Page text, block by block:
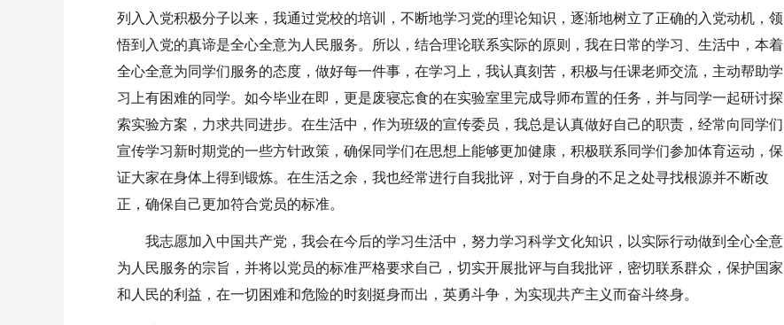
列入入党积极分子以来，我通过党校的培训，不断地学习党的理论知识，逐渐地树立了正确的入党动机，领
悟到入党的真谛是全心全意为人民服务。所以，结合理论联系实际的原则，我在日常的学习、生活中，本着
全心全意为同学们服务的态度，做好每一件事，在学习上，我认真刻苦，积极与任课老师交流，主动帮助学
习上有困难的同学。如今毕业在即，更是废寝忘食的在实验室里完成导师布置的任务，并与同学一起研讨探
索实验方案，力求共同进步。在生活中，作为班级的宣传委员，我总是认真做好自己的职责，经常向同学们
宣传学习新时期党的一些方针政策，确保同学们在思想上能够更加健康，积极联系同学们参加体育运动，保
证大家在身体上得到锻炼。在生活之余，我也经常进行自我批评，对于自身的不足之处寻找根源并不断改
正，确保自己更加符合党员的标准。
我志愿加入中国共产党，我会在今后的学习生活中，努力学习科学文化知识，以实际行动做到全心全意
为人民服务的宗旨，并将以党员的标准严格要求自己，切实开展批评与自我批评，密切联系群众，保护国家
和人民的利益，在一切困难和危险的时刻挺身而出，英勇斗争，为实现共产主义而奋斗终身。